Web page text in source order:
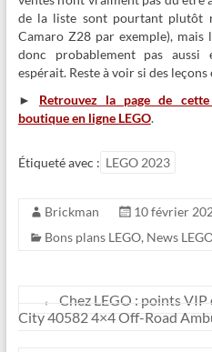
de la liste sont pourtant plutôt
Camaro Z28 par exemple), mais
donc probablement pas aussi
espérait. Reste à voir si des
► Retrouvez la page de
boutique en ligne LEGO.
Étiqueté avec : LEGO 2023
Brickman
10 février
Bons plans LEGO, News
←
Chez LEGO : points
City 40582 4×4 Off-Road